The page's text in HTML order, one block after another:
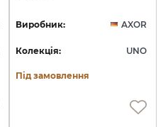
Виробник: AXOR
Колекція: UNO
Під замовлення